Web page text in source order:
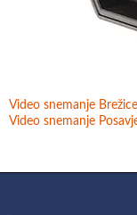
Video snemanje Brežice
Video snemanje